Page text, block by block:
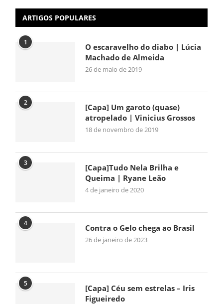
ARTIGOS POPULARES
1
O escaravelho do diabo | Lúcia
Machado de Almeida
26 de maio de 2019
2
[Capa] Um garoto (quase)
atropelado | Vinicius Grossos
18 de novembro de 2019
3
[Capa]Tudo Nela Brilha e
Queima | Ryane Leão
4 de janeiro de 2020
4 Contra o Gelo chega ao Brasil
26 de janeiro de 2023
5
[Capa] Céu sem estrelas – Iris
Figueiredo